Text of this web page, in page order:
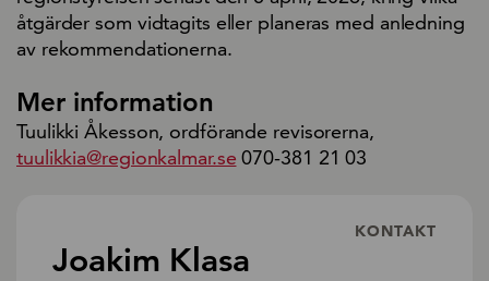
åtgärder som vidtagits eller planeras med anledning
av rekommendationerna.
Mer information
Tuulikki Åkesson, ordförande revisorerna,
tuulikkia@regionkalmar.se 070-381 21 03
KONTAKT
Joakim Klasa